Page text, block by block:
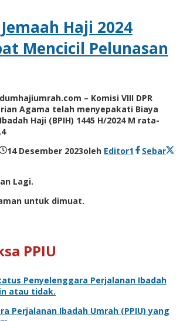
Haji 2024
Mencicil Pelunasan
– Komisi VIII DPR
Agama telah menyepakati Biaya
Haji (BPIH) 1445 H/2024 M rata-
14 Desember 2023oleh Editor1
Sebar
Lagi.
untuk dimuat.
PPIU
Penyelenggara Perjalanan Ibadah
atau tidak.
Perjalanan Ibadah Umrah (PPIU) yang